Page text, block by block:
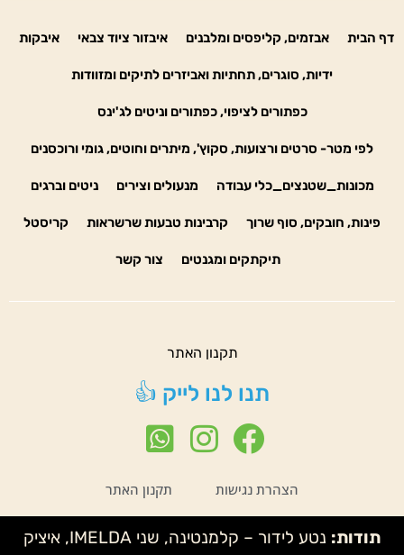
דף הבית אבזמים, קליפסים ומלבנים איבזור ציוד צבאי איבקות
ידיות, סוגרים, תחתיות ואביזרים לתיקים ומזוודות
כפתורים לציפוי, כפתורים וניטים לג'ינס
לפי מטר- סרטים ורצועות, סקוץ', מיתרים וחוטים, גומי ורוכסנים
מכונות_שטנצים_כלי עבודה מנעולים וצירים ניטים וברגים
פינות, חובקים, סוף שרוך קרבינות טבעות שרשראות קריסטל
תיקתקים ומגנטים צור קשר
תקנון האתר
תנו לנו לייק 👍
הצהרת נגישות תקנון האתר
תודות:
נטע לידור – קלמנטינה, שני IMELDA, איציק